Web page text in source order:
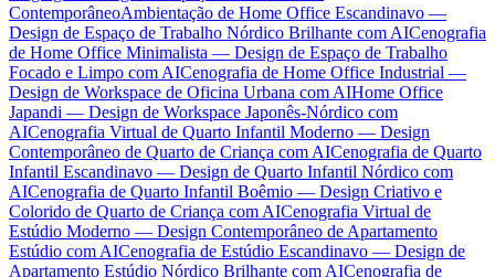
ContemporâneoAmbientação de Home Office Escandinavo —
Design de Espaço de Trabalho Nórdico Brilhante com AICenografia
de Home Office Minimalista — Design de Espaço de Trabalho
Focado e Limpo com AICenografia de Home Office Industrial —
Design de Workspace de Oficina Urbana com AIHome Office
Japandi — Design de Workspace Japonês-Nórdico com
AICenografia Virtual de Quarto Infantil Moderno — Design
Contemporâneo de Quarto de Criança com AICenografia de Quarto
Infantil Escandinavo — Design de Quarto Infantil Nórdico com
AICenografia de Quarto Infantil Boêmio — Design Criativo e
Colorido de Quarto de Criança com AICenografia Virtual de
Estúdio Moderno — Design Contemporâneo de Apartamento
Estúdio com AICenografia de Estúdio Escandinavo — Design de
Apartamento Estúdio Nórdico Brilhante com AICenografia de